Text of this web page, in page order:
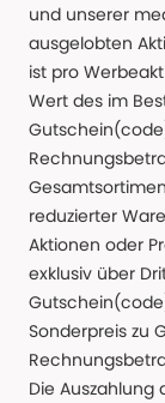
und unserer
ausgelobten
ist pro
Wert des im
reduzierter
Aktionen oder
exklusiv über
Sonderpreis zu
Die Auszahlung